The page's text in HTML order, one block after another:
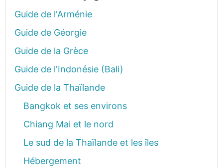
Guide de l'Arménie
Guide de Géorgie
Guide de la Grèce
Guide de l'Indonésie (Bali)
Guide de la Thaïlande
Bangkok et ses environs
Chiang Mai et le nord
Le sud de la Thaïlande et les îles
Hébergement